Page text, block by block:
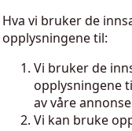
Hva vi bruker de
opplysningene til:
Vi bruker de
opplysningene
av våre
Vi kan bruke